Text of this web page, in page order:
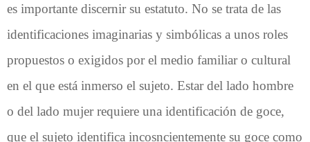
es importante discernir su estatuto. No se trata de las
identificaciones imaginarias y simbólicas a unos roles
propuestos o exigidos por el medio familiar o cultural
en el que está inmerso el sujeto. Estar del lado hombre
o del lado mujer requiere una identificación de goce,
que el sujeto identifica incosncientemente su goce como